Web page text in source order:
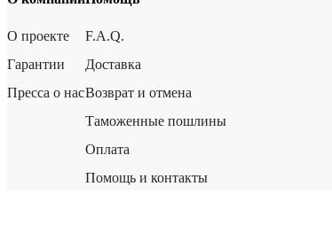
О проекте
Гарантии
Пресса о нас
F.A.Q.
Доставка
Возврат и отмена
Таможенные пошлины
Оплата
Помощь и контакты